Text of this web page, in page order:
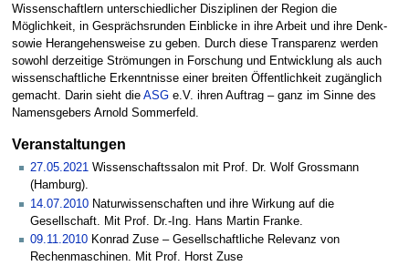
Wissenschaftlern unterschiedlicher Disziplinen der Region die
Möglichkeit, in Gesprächsrunden Einblicke in ihre Arbeit und ihre Denk-
sowie Herangehensweise zu geben. Durch diese Transparenz werden
sowohl derzeitige Strömungen in Forschung und Entwicklung als auch
wissenschaftliche Erkenntnisse einer breiten Öffentlichkeit zugänglich
gemacht. Darin sieht die ASGe.V. ihren Auftrag – ganz im Sinne des
Namensgebers Arnold Sommerfeld.
Veranstaltungen
27.05.2021 Wissenschaftssalon mit Prof. Dr. Wolf Grossmann
(Hamburg).
14.07.2010 Naturwissenschaften und ihre Wirkung auf die
Gesellschaft. Mit Prof. Dr.-Ing. Hans Martin Franke.
09.11.2010 Konrad Zuse – Gesellschaftliche Relevanz von
Rechenmaschinen. Mit Prof. Horst Zuse